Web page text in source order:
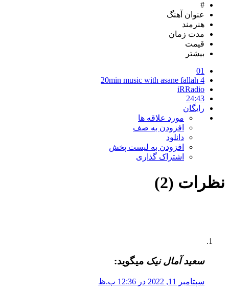
#
عنوان آهنگ
هنرمند
مدت زمان
قیمت
بیشتر
01
20min music with asane fallah 4
iRRadio
24:43
رایگان
مورد علاقه ها
افزودن به صف
دانلود
افزودن به لیست پخش
اشتراک گذاری
نظرات (2)
سعید آمال نیک میگوید:
سپتامبر 11, 2022 در 12:36 ب.ظ